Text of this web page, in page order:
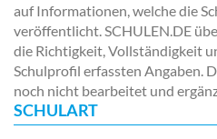
auf Informationen, welche die
veröffentlicht. SCHULEN.DE
die Richtigkeit, Vollständigkeit
Schulprofil erfassten Angaben.
noch nicht bearbeitet und
SCHULART